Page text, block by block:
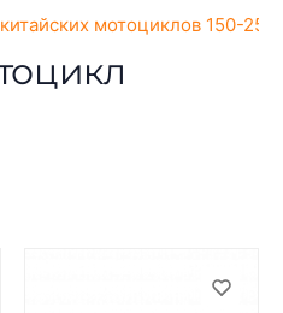
мотоциклов 150-